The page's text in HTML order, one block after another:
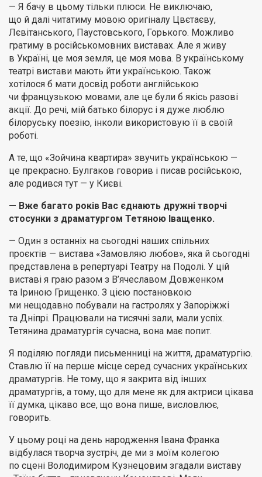
— Я бачу в цьому тільки плюси. Не виключаю,
що й далі читатиму мовою оригіналу Цвєтаєву,
Лєвітанського, Паустовського, Горького. Можливо
гратиму в російськомовних виставах. Але я живу
в Україні, це моя земля, це моя мова. В українському
театрі вистави мають йти українською. Також
хотілося б мати досвід роботи англійською
чи французькою мовами, але це були б якісь разові
акції. До речі, мій батько білорус і я дуже люблю
білоруську поезію, інколи використовую її в своїй
роботі.
А те, що «Зойчина квартира» звучить українською —
це прекрасно. Булгаков говорив і писав російською,
але родився тут — у Києві.
— Вже багато років Вас єднають дружні творчі
стосунки з драматургом Тетяною Іващенко.
— Один з останніх на сьогодні наших спільних
проєктів — вистава «Замовляю любов», яка й сьогодні
представлена в репертуарі Театру на Подолі. У цій
виставі я граю разом з В’ячеславом Довженком
та Іриною Грищенко. З цією постановкою
ми нещодавно побували на гастролях у Запоріжжі
та Дніпрі. Працювали на тисячні зали, мали успіх.
Тетянина драматургія сучасна, вона має попит.
Я поділяю погляди письменниці на життя, драматургію.
Ставлю її на перше місце серед сучасних українських
драматургів. Не тому, що я закрита від інших
драматургів, а тому, що для мене як для актриси цікава
її думка, цікаво все, що вона пише, висловлює,
говорить.
У цьому році на день народження Івана Франка
відбулася творча зустріч, де ми з моїм колегою
по сцені Володимиром Кузнецовим згадали виставу